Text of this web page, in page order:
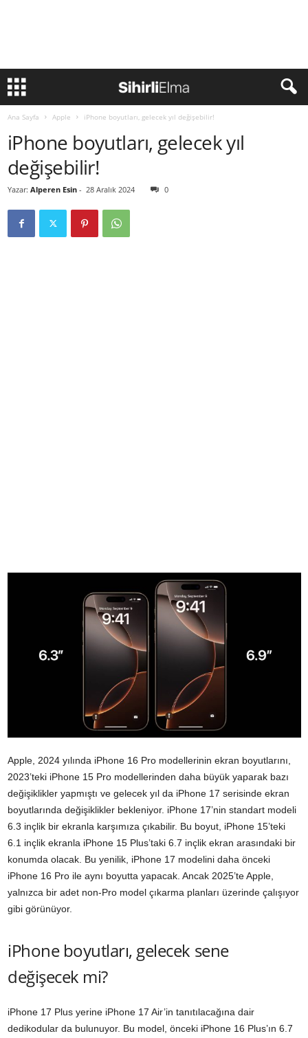
Ana Sayfa Apple iPhone boyutları, gelecek yıl değişebilir!
iPhone boyutları, gelecek yıl
değişebilir!
Yazar: Alperen Esin - 28 Aralık 2024 0
Apple, 2024 yılında iPhone 16 Pro modellerinin ekran boyutlarını,
2023’teki iPhone 15 Pro modellerinden daha büyük yaparak bazı
değişiklikler yapmıştı ve gelecek yıl da iPhone 17 serisinde ekran
boyutlarında değişiklikler bekleniyor. iPhone 17’nin standart modeli
6.3 inçlik bir ekranla karşımıza çıkabilir. Bu boyut, iPhone 15’teki
6.1 inçlik ekranla iPhone 15 Plus’taki 6.7 inçlik ekran arasındaki bir
konumda olacak. Bu yenilik, iPhone 17 modelini daha önceki
iPhone 16 Pro ile aynı boyutta yapacak. Ancak 2025’te Apple,
yalnızca bir adet non-Pro model çıkarma planları üzerinde çalışıyor
gibi görünüyor.
iPhone boyutları, gelecek sene
değişecek mi?
iPhone 17 Plus yerine iPhone 17 Air’in tanıtılacağına dair
dedikodular da bulunuyor. Bu model, önceki iPhone 16 Plus’ın 6.7